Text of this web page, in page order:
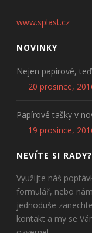
www.splast.cz
NOVINKY
Nejen papírové,
20 prosince,
Papírové tašky v
19 prosince,
NEVÍTE SI RADY?
Využijte náš
formulář, nebo nám
jednoduše
kontakt a my se